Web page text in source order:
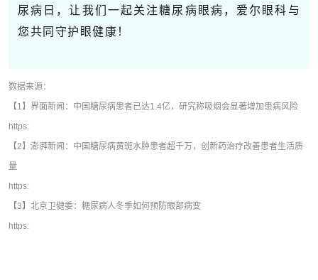
尿病日，让我们一起关注糖尿病眼病，爱尔眼科与
您共同守护眼健康！
数据来源：
【1】界面新闻：中国糖尿病患者已达1.4亿，研究称吸烟会显著增加患病风险
https:
【2】澎湃新闻：中国糖尿病黄斑水肿患者超千万，创新药治疗改善患者生活质
量
https:
【3】北京卫健委：糖尿病人冬季如何预防眼部病变
https: